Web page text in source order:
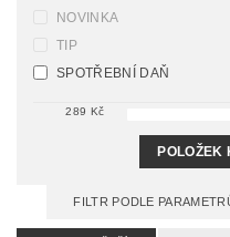
NOVINKA
TIP
SPOTŘEBNÍ DAŇ
289 Kč
FILTR PODLE